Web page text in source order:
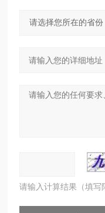
请输入计算结果（填写